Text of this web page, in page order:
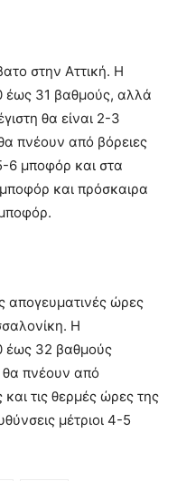
στην Αττική. Η
έως 31 βαθμούς, αλλά
θα είναι 2-3
πνέουν από βόρειες
6 μποφόρ και στα
και πρόσκαιρα
απογευματινές ώρες
Η
έως 32 βαθμούς
θα πνέουν από
και τις θερμές ώρες της
μέτριοι 4-5